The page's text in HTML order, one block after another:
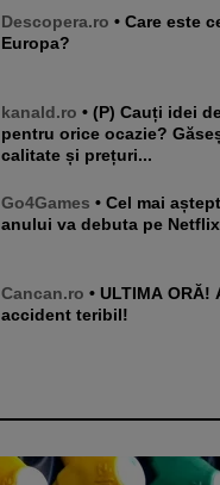
Descopera.ro • Care este cel mai vechi pod din
Europa?
kanald.ro • (P) Cauți idei de cadouri rafinate
pentru orice ocazie?
calitate și prețuri...
Go4Games • Cel mai așteptat joc video al
anului va debuta pe Netflix
Cancan.ro • ULTIMA ORĂ! A murit într-un
accident teribil!